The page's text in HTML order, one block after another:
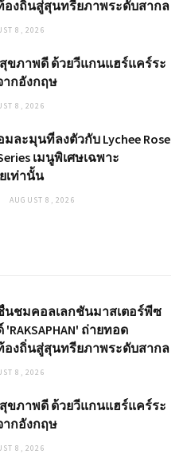
งถิ่นสู่สุนทรียภาพระดับสากล
8, 2026
ขภาพดี ด้วยวีแกนแฮร์แคร์ระ
กอังกฤษ
8, 2026
ละมุนที่ลงตัวกับ Lychee Rose
เมนูพิเศษเฉพาะ
เท่านั้น
AUGUST 8, 2026
นชมคอลเลกชันมาสเตอร์พีซ
ถ่ายทอด
งถิ่นสู่สุนทรียภาพระดับสากล
8, 2026
ขภาพดี ด้วยวีแกนแฮร์แคร์ระ
กอังกฤษ
8, 2026